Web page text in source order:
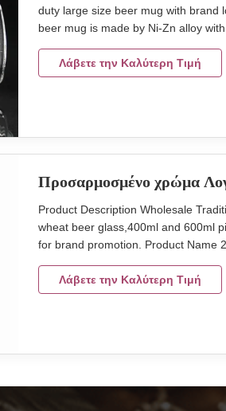
duty large size beer mug with brand
beer mug is made by Ni-Zn alloy
stein in single box, 24 pcs in a
Λάβετε την Καλύτερη Τιμή
Προσαρμοσμένο χρώμα
Product Description Wholesale
wheat beer glass,400ml and 600ml
for brand promotion. Product Name
clear transparent MOQ 2400pcs
Out carton packing 24pcs in master
Λάβετε την Καλύτερη Τιμή